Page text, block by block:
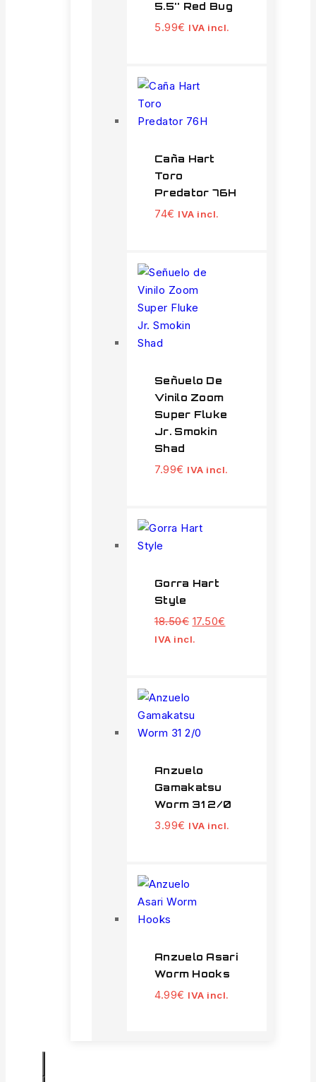
5.5'' Red Bug
5.99€ IVA incl.
Caña Hart
Toro
Predator 76H
74€ IVA incl.
Señuelo De
Vinilo Zoom
Super Fluke
Jr. Smokin
Shad
7.99€ IVA incl.
Gorra Hart
Style
18.50€ 17.50€
IVA incl.
Anzuelo
Gamakatsu
Worm 31 2/0
3.99€ IVA incl.
Anzuelo Asari
Worm Hooks
4.99€ IVA incl.